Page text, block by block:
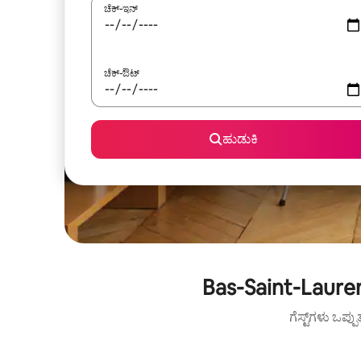
ಚೆಕ್-ಇನ್
ಚೆಕ್-ಔಟ್
ಹುಡುಕಿ
Bas-Saint-
ಗೆಸ್ಟ್‌ಗಳು